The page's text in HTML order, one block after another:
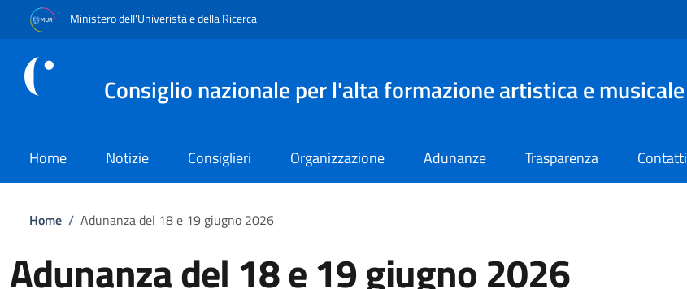
al contenuto principale
to footer contentMinistero dell'Univeristà e della Ricerca
Consiglio nazionale per l'alta formazione artistica e musicale
Home Notizie Consiglieri Organizzazione Adunanze Trasparenza Contatti
Briciole di pane
Home / Adunanza del 18 e 19 giugno 2026
Adunanza del 18 e 19 giugno 2026